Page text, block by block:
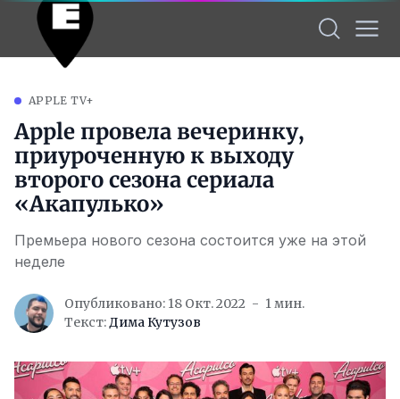
APPLE TV+
Apple провела вечеринку,
приуроченную к выходу
второго сезона сериала
«Акапулько»
Премьера нового сезона состоится уже на этой
неделе
Опубликовано: 18 Окт. 2022
1 мин.
Текст:Дима Кутузов